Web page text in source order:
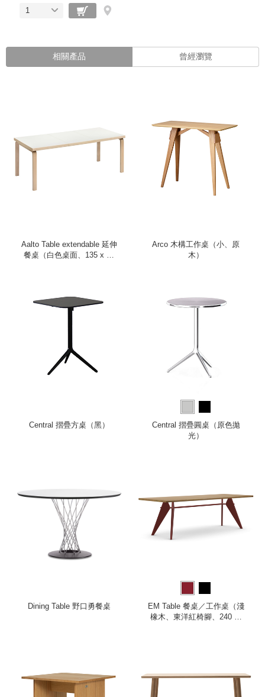
1
相關產品 曾經瀏覽
Aalto Table extendable 延伸
餐桌（白色桌面、135 x 85
Arco 木構工作桌（小、原
木）
Central 摺疊方桌（黑）
Central 摺疊圓桌（原色拋
光）
Dining Table 野口勇餐桌
EM Table 餐桌／工作桌（淺
橡木、東洋紅椅腳、240 公